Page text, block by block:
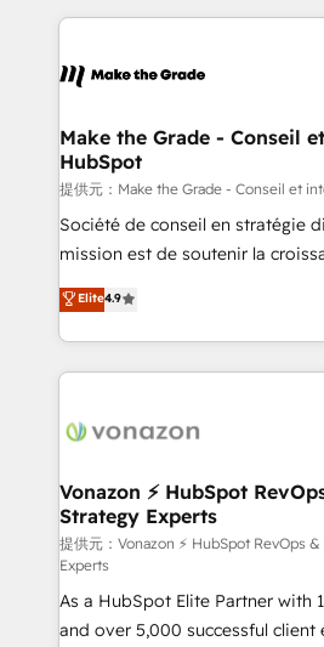
vos processus, la fiabilisation
la plateforme. Nos domaines d'intervention : -
& reprise de données -
alignement Marketing / Sales -
tableaux de bord - Onboarding,
optimisation - Intégrations
e-commerce) - Formation &
et grandes entreprises en France
dans des secteurs variés :
Make the Grade - Conseil
HubSpot
提供元：Make the Grade - Conseil et
Société de conseil en stratégie
mission est de soutenir la
B2B à travers l’acquisition de
l'intégration CRM et le
auprès de vos comptes existants. En France
l'international, nous travaillons
delà d’une simple
➤ L’intégration de CRM et de
pour aligner les équipes
support client (data migration,
audit et maintenance) ➤ La création de sites internet
de conversion qui transforment
opportunités d'affaires ➤ La mise en place de
Elite4.9
Vonazon ⚡ HubSpot
Strategy Experts
提供元：Vonazon ⚡ HubSpot RevOps
Experts
As a HubSpot Elite Partner with
and over 5,000 successful client